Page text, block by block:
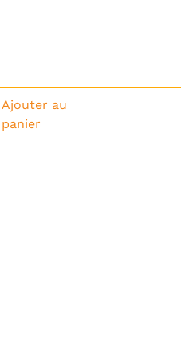
1
000CFA.
0CFA.
Ajouter au
panier